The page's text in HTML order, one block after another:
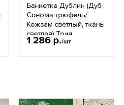
Банкетка Дублин (Дуб
Сонома трюфель/
Кожзам светлый, ткань
светлая) Трия
1 286 р./шт